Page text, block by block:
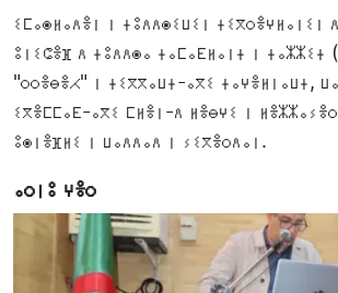
ⵉⵎⴰⵙⵍⴰⴷⴻⵏ ⵏ ⵜⵓⴷⴷⵙⵉⵡⵉⵏ ⵜⵉⴳⵔⴻⵖⵍⴰⵏⵉⵏ
ⵓⵏⵉⵛⴻⴼ ⴷ ⵜⵓⴷⴷⵙⴰ ⵜⴰⵎⴰⴹⵍⴰⵏⵜ ⵏ ⵜⴰⵣⵣⵉⵜ
"ⵔⵔⴻⴱⴻⵃ" ⵏ ⵜⵉⴳⴳⴰⵡⵜ-ⴰⴳⵉ ⵜⴰⵖⴻⵍⵏⴰⵡⵜ,
ⵉⴳⴻⵎⵎⴰⴹ-ⴰⴳⵉ ⵎⵍⴻⵏ-ⴷ ⵍⴻⴱⵖⵉ ⵏ
ⵓⵙⵏⴻⴼⵍⵉ ⵏ ⵡⴰⴷⴷⴰⴷ ⵏ ⵢⵉⴳⴻⵔⴷⴰⵏ.
ⴰⵔⵏⵓ ⵖⴻⵔ